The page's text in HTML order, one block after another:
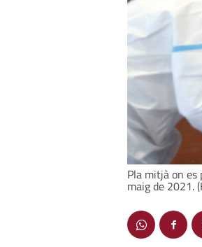
Pla mitjà on
maig de 2021.